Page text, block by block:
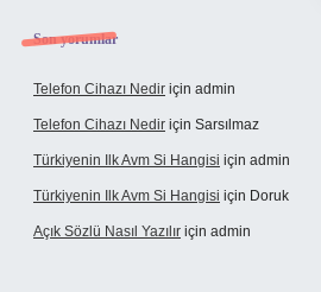
Son yorumlar
Telefon Cihazı Nedir için admin
Telefon Cihazı Nedir için Sarsılmaz
Türkiyenin Ilk Avm Si Hangisi için admin
Türkiyenin Ilk Avm Si Hangisi için Doruk
Açık Sözlü Nasıl Yazılır için admin